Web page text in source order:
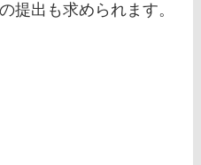
提出も求められます。